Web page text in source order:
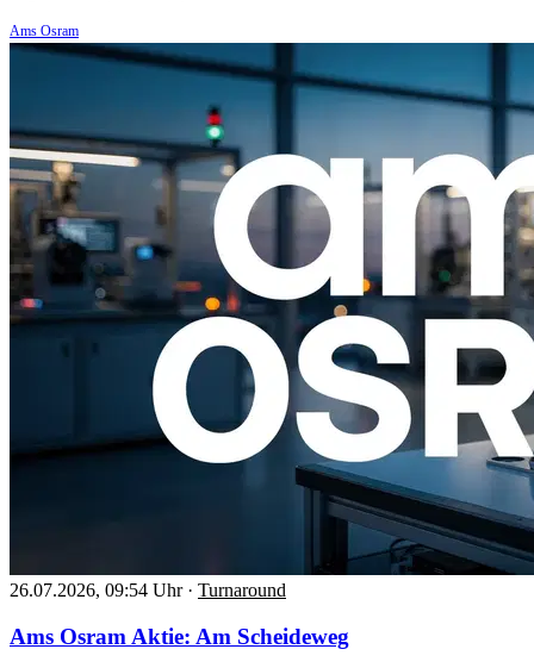
Ams Osram
26.07.2026, 09:54 Uhr · Turnaround
Ams Osram Aktie: Am Scheideweg